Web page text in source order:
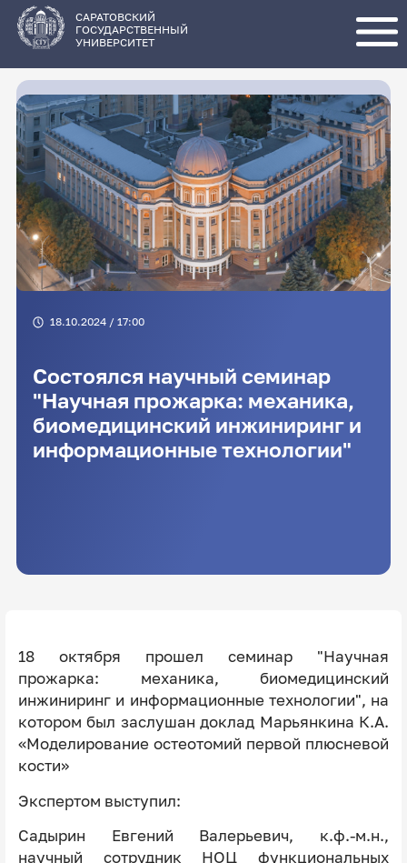
основному
содержанию
САРАТОВСКИЙ
ГОСУДАРСТВЕННЫЙ
УНИВЕРСИТЕТ
18.10.2024 / 17:00
Состоялся научный семинар
"Научная прожарка: механика,
биомедицинский инжиниринг и
информационные технологии"
18 октября прошел семинар "Научная
прожарка: механика, биомедицинский
инжиниринг и информационные технологии", на
котором был заслушан доклад Марьянкина К.А.
«Моделирование остеотомий первой плюсневой
кости»
Экспертом выступил:
Садырин Евгений Валерьевич, к.ф.-м.н.,
научный сотрудник НОЦ функциональных